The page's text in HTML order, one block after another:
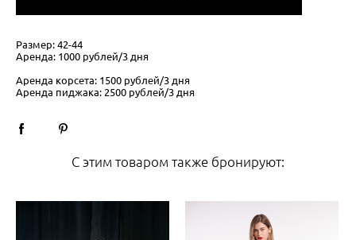
Размер: 42-44
Аренда: 1000 рублей/3 дня
Аренда корсета: 1500 рублей/3 дня
Аренда пиджака: 2500 рублей/3 дня
С этим товаром также бронируют: